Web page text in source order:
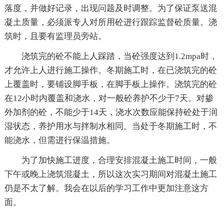
落度，并做好记录，出现问题及时调整。为了保证泵送混
凝土质量，必须派专人对所用砼进行跟踪监督砼质量。浇
筑时，且要有监理员旁站。
浇筑完的砼不能上人踩踏，当砼强度达到1.2mpa时，
才允许上人进行施工操作。冬期施工时，在已浇筑完的砼
上覆盖时，要铺设脚手板，在脚手板上操作。浇筑完的砼
在12小时内覆盖和浇水，对一般砼养护不少于7天。对掺
外加剂的砼，不能少于14天，浇水次数应能保持砼处于润
湿状态，养护用水与拌制水相同。当处于冬期施工时，不
能浇水，但需进行保温措施。
为了加快施工进度，合理安排混凝土施工时间，一般
下午或晚上浇筑混凝土，所以这次实习期间对混凝土施工
仍是不太了解。我会在以后的学习工作中更加注意这方
面。